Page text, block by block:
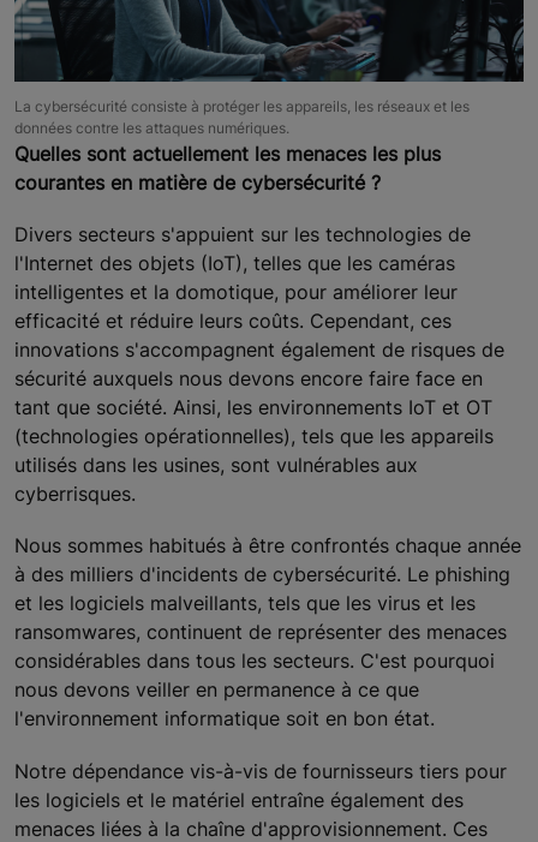
La cybersécurité consiste à protéger les appareils, les réseaux et les
données contre les attaques numériques.
Quelles sont actuellement les menaces les plus
courantes en matière de cybersécurité ?
Divers secteurs s'appuient sur les technologies de
l'Internet des objets (IoT), telles que les caméras
intelligentes et la domotique, pour améliorer leur
efficacité et réduire leurs coûts. Cependant, ces
innovations s'accompagnent également de risques de
sécurité auxquels nous devons encore faire face en
tant que société. Ainsi, les environnements IoT et OT
(technologies opérationnelles), tels que les appareils
utilisés dans les usines, sont vulnérables aux
cyberrisques.
Nous sommes habitués à être confrontés chaque année
à des milliers d'incidents de cybersécurité. Le phishing
et les logiciels malveillants, tels que les virus et les
ransomwares, continuent de représenter des menaces
considérables dans tous les secteurs. C'est pourquoi
nous devons veiller en permanence à ce que
l'environnement informatique soit en bon état.
Notre dépendance vis-à-vis de fournisseurs tiers pour
les logiciels et le matériel entraîne également des
menaces liées à la chaîne d'approvisionnement. Ces